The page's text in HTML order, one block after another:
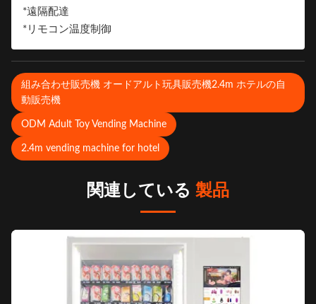
*遠隔配達
*リモコン温度制御
組み合わせ販売機 オードアルト玩具販売機2.4m ホテルの自
動販売機
ODM Adult Toy Vending Machine
2.4m vending machine for hotel
関連している 製品